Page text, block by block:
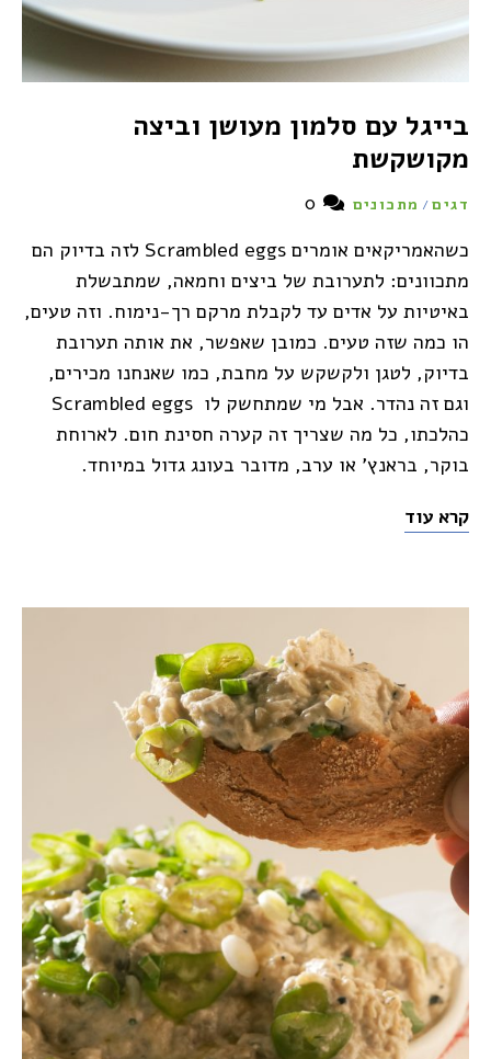
בייגל עם סלמון מעושן וביצה
מקושקשת
דגים/ מתכונים
כשהאמריקאים אומרים Scrambled eggs לזה בדיוק הם
מתכוונים: לתערובת של ביצים וחמאה, שמתבשלת
באיטיות על אדים עד לקבלת מרקם רך-נימוח. וזה טעים,
הו כמה שזה טעים. כמובן שאפשר, את אותה תערובת
בדיוק, לטגן ולקשקש על מחבת, כמו שאנחנו מכירים,
וגם זה נהדר. אבל מי שמתחשק לו Scrambled eggs
כהלכתו, כל מה שצריך זה קערה חסינת חום. לארוחת
בוקר, בראנץ' או ערב, מדובר בעונג גדול במיוחד.
קרא עוד